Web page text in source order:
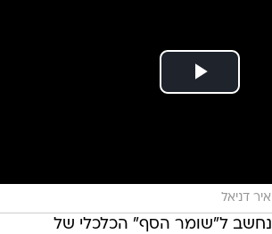
דניאל
הנחשב ל"שומר הסף" הכלכלי של